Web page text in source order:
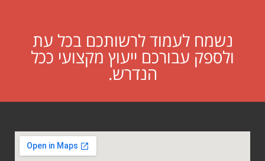
נשמח לעמוד לרשותכם בכל עת
ולספק עבורכם ייעוץ מקצועי ככל
הנדרש.